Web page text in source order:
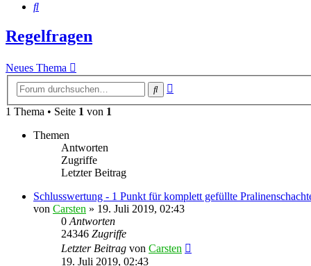
Suche
Regelfragen
Neues Thema
Suche
1 Thema • Seite 1 von 1
Themen
Antworten
Zugriffe
Letzter Beitrag
Schlusswertung - 1 Punkt für komplett gefüllte
von Carsten » 19. Juli 2019, 02:43
0 Antworten
24346 Zugriffe
Letzter Beitrag von Carsten
19. Juli 2019, 02:43